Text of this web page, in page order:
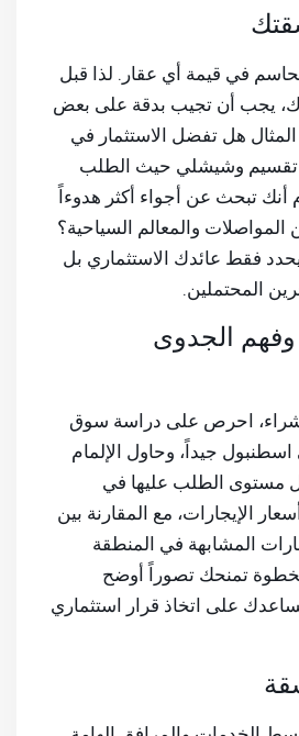
في قيمة أي عقار. لذا قبل
يجب أن تجيب بدقة على بعض
المثال هل تفضل الاستثمار في
تقسيم وشيشلي حيث الطلب
أنك تبحث عن أجواء أكثر هدوءاً
والمعالم السياحية؟
فقط عائدك الاستثماري بل
المحتملين.
الجدوى
احرص على دراسة سوق
جيداً، وحاول الإلمام
مستوى الطلب عليها في
الإيجارات، مع المقارنة بين
المشابهة في المنطقة
تمنحك تصوراً أوضح
على اتخاذ قرار استثماري